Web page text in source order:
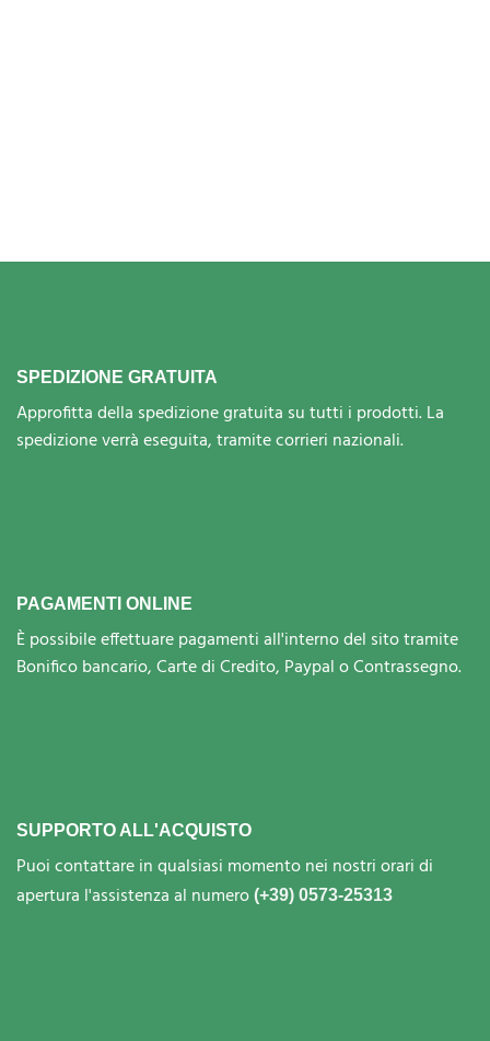
SPEDIZIONE GRATUITA
Approfitta della spedizione gratuita su tutti i prodotti. La
spedizione verrà eseguita, tramite corrieri nazionali.
PAGAMENTI ONLINE
È possibile effettuare pagamenti all'interno del sito tramite
Bonifico bancario, Carte di Credito, Paypal o Contrassegno.
SUPPORTO ALL'ACQUISTO
Puoi contattare in qualsiasi momento nei nostri orari di
apertura l'assistenza al numero (+39) 0573-25313